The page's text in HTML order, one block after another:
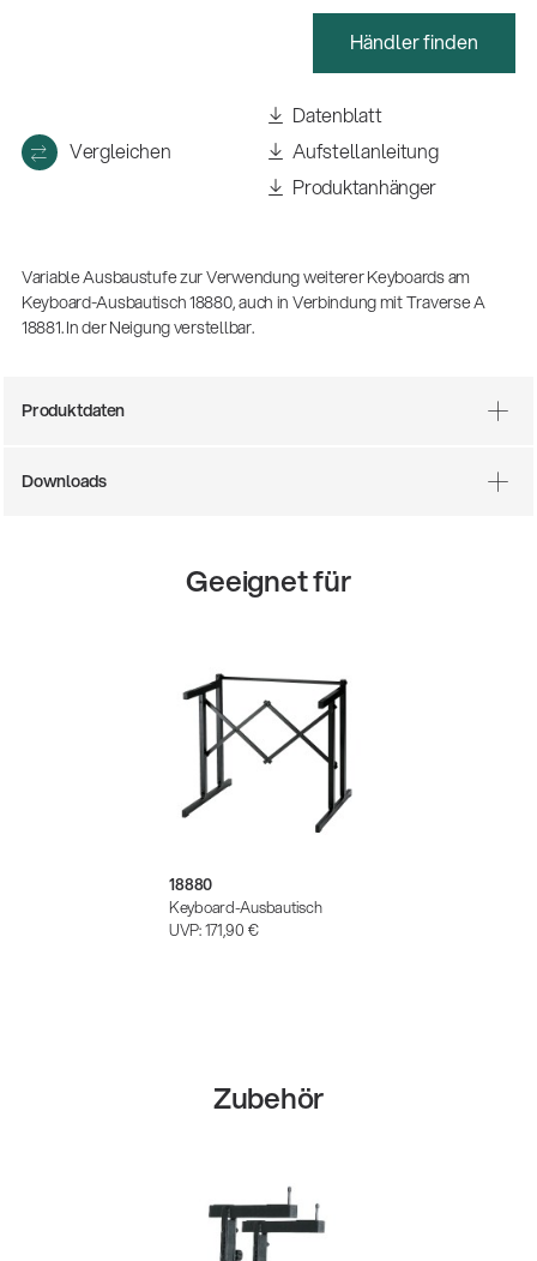
Händler finden
Vergleichen
Datenblatt
Aufstellanleitung
Produktanhänger
Variable Ausbaustufe zur Verwendung weiterer Keyboards am
Keyboard-Ausbautisch 18880, auch in Verbindung mit Traverse A
18881. In der Neigung verstellbar.
Produktdaten
Downloads
Geeignet für
18880
Keyboard-Ausbautisch
UVP:171,90 €
Zubehör